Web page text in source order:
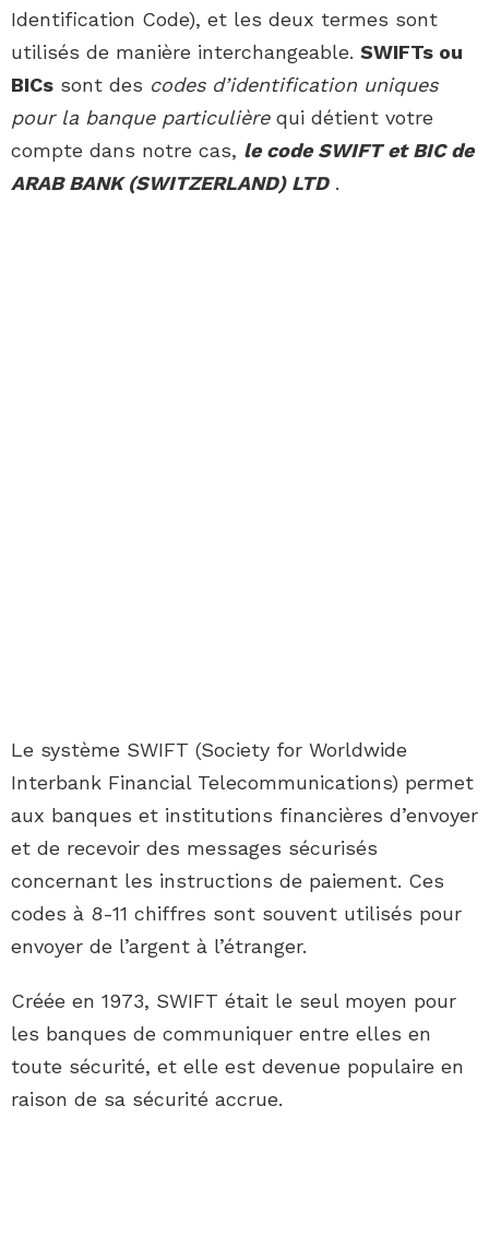
Identification Code), et les deux termes sont
utilisés de manière interchangeable. SWIFTs ou
BICs sont des codes d’identification uniques
pour la banque particulière qui détient votre
compte dans notre cas, le code SWIFT et BIC de
ARAB BANK (SWITZERLAND) LTD.
Le système SWIFT (Society for Worldwide
Interbank Financial Telecommunications) permet
aux banques et institutions financières d’envoyer
et de recevoir des messages sécurisés
concernant les instructions de paiement. Ces
codes à 8-11 chiffres sont souvent utilisés pour
envoyer de l’argent à l’étranger.
Créée en 1973, SWIFT était le seul moyen pour
les banques de communiquer entre elles en
toute sécurité, et elle est devenue populaire en
raison de sa sécurité accrue.